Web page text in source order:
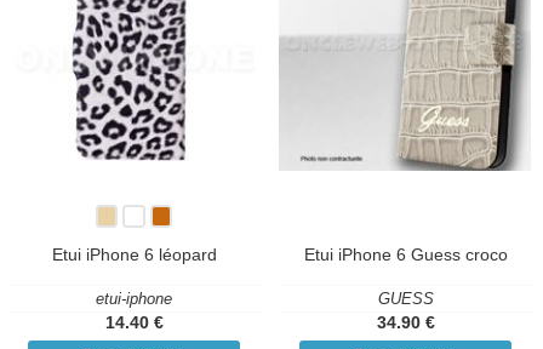
Etui iPhone 6 léopard
etui-iphone
14.40 €
Etui iPhone 6 Guess croco
GUESS
34.90 €